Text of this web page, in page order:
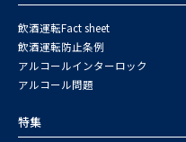
飲酒運転Fact sheet
飲酒運転防止条例
アルコールインターロック
アルコール問題
特集